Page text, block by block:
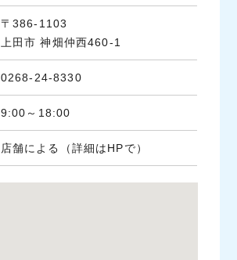
〒386-1103
上田市 神畑仲西460-1
0268-24-8330
9:00～18:00
店舗による（詳細はHPで）